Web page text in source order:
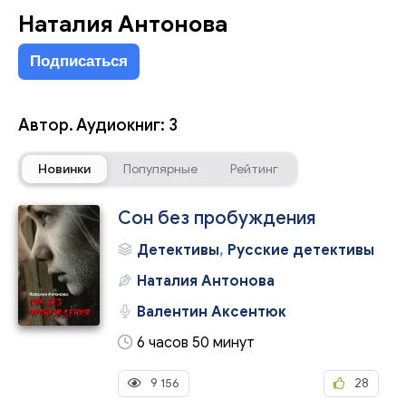
Наталия Антонова
Подписаться
Автор. Аудиокниг: 3
Новинки Популярные Рейтинг
Сон без пробуждения
Детективы, Русские детективы
Наталия Антонова
Валентин Аксентюк
6 часов 50 минут
9 156 28